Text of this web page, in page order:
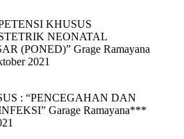
KHUSUS
NEONATAL
(PONED)” Grage Ramayana
2021
: “PENCEGAHAN DAN
Garage Ramayana***